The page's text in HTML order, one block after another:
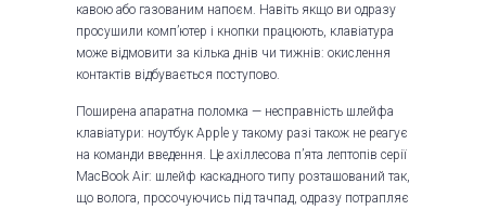
кавою або газованим напоєм. Навіть якщо ви одразу
просушили комп’ютер і кнопки працюють, клавіатура
може відмовити за кілька днів чи тижнів: окислення
контактів відбувається поступово.
Поширена апаратна поломка — несправність шлейфа
клавіатури: ноутбук Apple у такому разі також не реагує
на команди введення. Це ахіллесова п’ята лептопів серії
MacBook Air: шлейф каскадного типу розташований так,
що волога, просочуючись під тачпад, одразу потрапляє